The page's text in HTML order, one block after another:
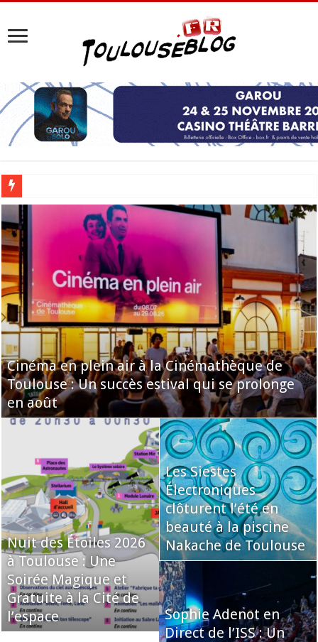
Les Nocturnes de la Cité de l’espace 2026 : l’événement incontournable de
Cinéma en plein air à la Cinémathèque de
Toulouse : Un succès estival qui se prolonge
en août
Nuit des Étoiles 2026
à Toulouse : Une
Soirée Magique et
Gratuite à la Cité de
l’espace
Les Siestes
Électroniques
clôturent l’été en
beauté à la piscine
Nakache de Toulouse
Sophie Adenot en
Direct de l’ISS : Un